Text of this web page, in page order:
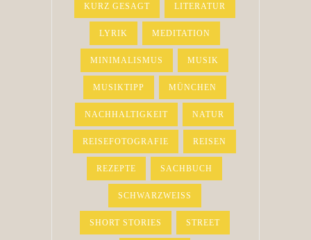
KURZ GESAGT LITERATUR
LYRIK MEDITATION
MINIMALISMUS MUSIK
MUSIKTIPP MÜNCHEN
NACHHALTIGKEIT NATUR
REISEFOTOGRAFIE REISEN
REZEPTE SACHBUCH
SCHWARZWEISS
SHORT STORIES STREET